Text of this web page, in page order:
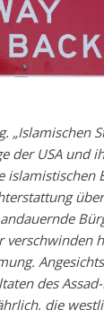
„Islamischen
der USA und
islamistischen
verschwinden
des
die